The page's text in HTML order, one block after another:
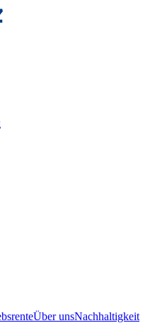
Über unsNachhaltigkeit